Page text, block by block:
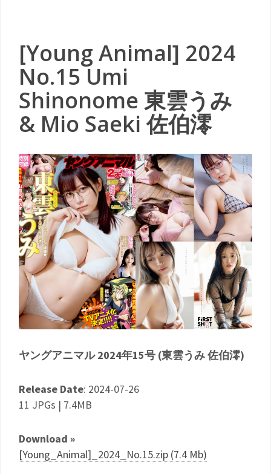
[Young Animal] 2024
No.15 Umi
Shinonome 東雲うみ
& Mio Saeki 佐伯澪
ヤングアニマル 2024年15号 (東雲うみ 佐伯澪)
Release Date: 2024-07-26
11 JPGs | 7.4MB
Download »
[Young_Animal]_2024_No.15.zip (7.4 Mb)